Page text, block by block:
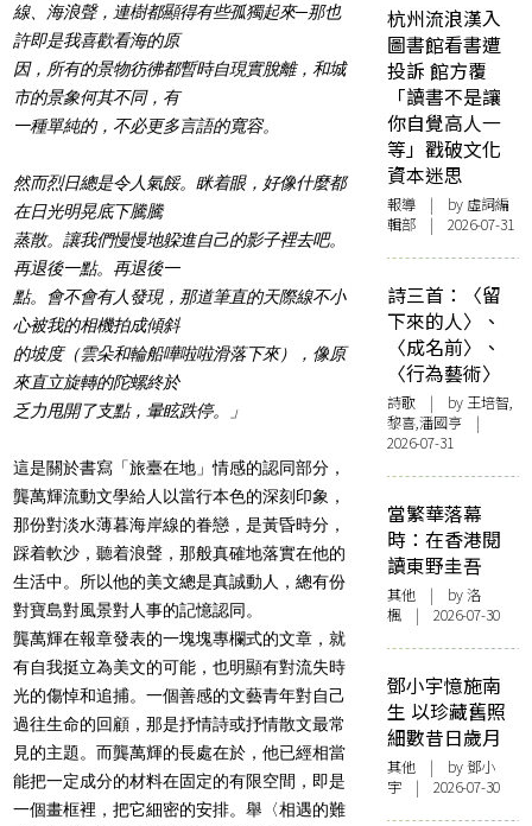
線、海浪聲，連樹都顯得有些孤獨起來─那也
許即是我喜歡看海的原
因，所有的景物彷彿都暫時自現實脫離，和城
市的景象何其不同，有
一種單純的，不必更多言語的寬容。
然而烈日總是令人氣餒。眯着眼，好像什麼都
在日光明晃底下騰騰
蒸散。讓我們慢慢地躱進自己的影子裡去吧。
再退後一點。再退後一
點。會不會有人發現，那道筆直的天際線不小
心被我的相機拍成傾斜
的坡度（雲朵和輪船嘩啦啦滑落下來），像原
來直立旋轉的陀螺終於
乏力甩開了支點，暈眩跌停。」
這是關於書寫「旅臺在地」情感的認同部分，
龔萬輝流動文學給人以當行本色的深刻印象，
那份對淡水薄暮海岸線的眷戀，是黃昏時分，
踩着軟沙，聽着浪聲，那般真確地落實在他的
生活中。所以他的美文總是真誠動人，總有份
對寶島對風景對人事的記憶認同。
龔萬輝在報章發表的一塊塊專欄式的文章，就
有自我挺立為美文的可能，也明顯有對流失時
光的傷悼和追捕。一個善感的文藝青年對自己
過往生命的回顧，那是抒情詩或抒情散文最常
見的主題。而龔萬輝的長處在於，他已經相當
能把一定成分的材料在固定的有限空間，即是
一個畫框裡，把它細密的安排。舉 〈相遇的難
杭州流浪漢入
圖書館看書遭
投訴 館方覆
「讀書不是讓
你自覺高人一
等」戳破文化
資本迷思
報導 | by 虛詞編
輯部 | 2026-07-31
詩三首：〈留
下來的人〉、
〈成名前〉、
〈行為藝術〉
詩歌 | by 王培智,
黎喜,潘國亨 |
2026-07-31
當繁華落幕
時：在香港閱
讀東野圭吾
其他 | by洛
楓 | 2026-07-30
鄧小宇憶施南
生 以珍藏舊照
細數昔日歲月
其他 | by 鄧小
宇 | 2026-07-30